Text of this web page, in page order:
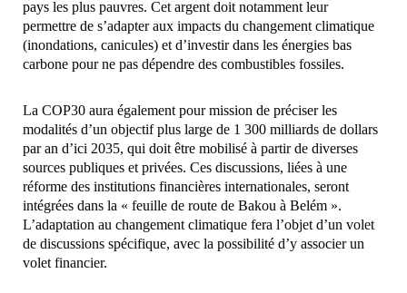
pays les plus pauvres. Cet argent doit notamment leur
permettre de s’adapter aux impacts du changement climatique
(inondations, canicules) et d’investir dans les énergies bas
carbone pour ne pas dépendre des combustibles fossiles.
La COP30 aura également pour mission de préciser les
modalités d’un objectif plus large de 1 300 milliards de dollars
par an d’ici 2035, qui doit être mobilisé à partir de diverses
sources publiques et privées. Ces discussions, liées à une
réforme des institutions financières internationales, seront
intégrées dans la « feuille de route de Bakou à Belém ».
L’adaptation au changement climatique fera l’objet d’un volet
de discussions spécifique, avec la possibilité d’y associer un
volet financier.